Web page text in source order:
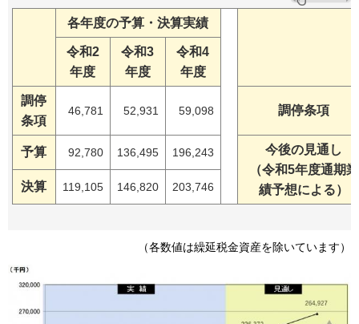
各年度の予算・決算実績
令和2
年度
令和3
年度
令和4
年度
調停
条項
46,781 52,931 59,098 調停条項
予算 92,780 136,495 196,243
今後の見通し
（令和5年度通期業
績予想による）
決算 119,105 146,820 203,746
（各数値は繰延税金資産を除いています）